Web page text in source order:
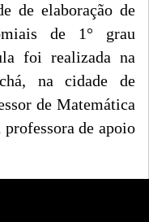
de elaboração de
de 1° grau
foi realizada na
na cidade de
de Matemática
de apoio